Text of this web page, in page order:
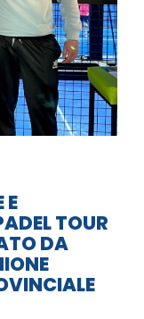
E
TOUR
DA